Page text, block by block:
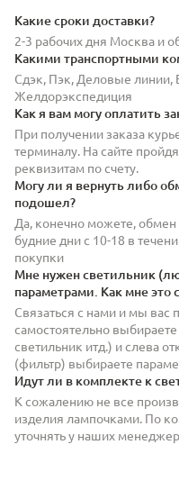
Какие сроки доставки?
2-3 рабочих дня Москва и
Какими транспортными
Сдэк, Пэк, Деловые линии,
Желдорэкспедиция
Как я вам могу оплатить
При получении заказа
терминалу. На сайте
реквизитам по счету.
Могу ли я вернуть либо
подошел?
Да, конечно можете, обмен
будние дни с 10-18 в
покупки
Мне нужен светильник
параметрами. Как мне это
Связаться с нами и мы вас
самостоятельно
светильник итд.) и слева
(фильтр) выбираете
Идут ли в комплекте к
К сожалению не все
изделия лампочками. По
уточнять у наших